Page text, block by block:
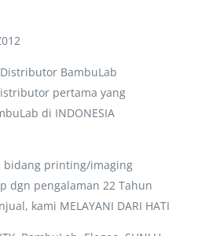
BambuLab
pertama yang
di INDONESIA
bidang printing/imaging
dgn pengalaman 22 Tahun
kami MELAYANI DARI HATI